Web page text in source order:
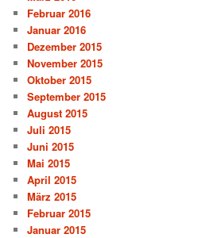
Februar 2016
Januar 2016
Dezember 2015
November 2015
Oktober 2015
September 2015
August 2015
Juli 2015
Juni 2015
Mai 2015
April 2015
März 2015
Februar 2015
Januar 2015